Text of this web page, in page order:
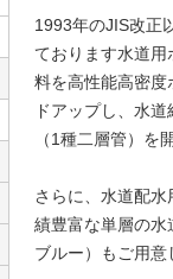
1993年のJIS改正
ております水道
料を高性能高密度
ドアップし、水
（1種二層管）を
さらに、水道配水
績豊富な単層の水
ブルー）もご用意